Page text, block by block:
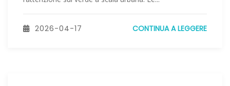
2026-04-17 CONTINUA A LEGGERE